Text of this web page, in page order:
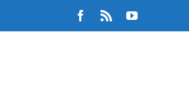
Facebook
Rss YouTube